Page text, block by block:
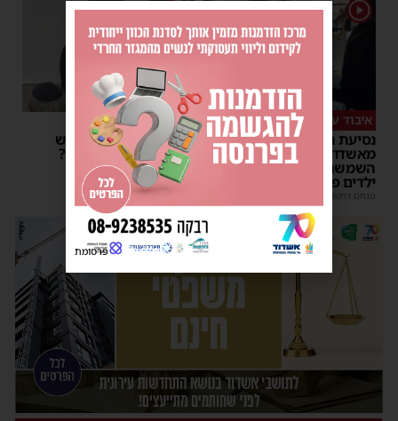
1
איבוד עשתונות
נסיעת האימים באוטובוס
מאשדוד: הנהג ניפץ את
השמשה לעיני הנוסעים –
ילדים פרצו בבכי
מנחם דויטש
1
צפו
על מה שוחחו מ"מ ראש
העיר והחיד"א אברג׳ל?
יוסי יחזקאלי |
23:37
פרסומת